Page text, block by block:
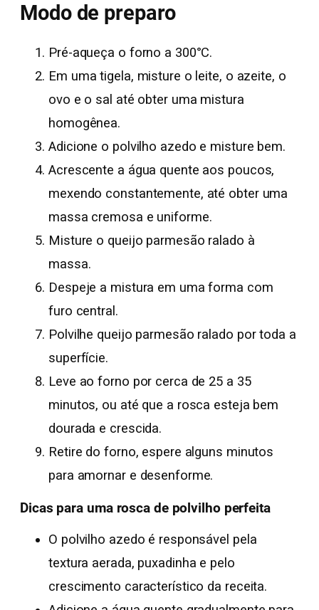
Modo de preparo
Pré-aqueça o forno a 300°C.
Em uma tigela, misture o leite, o azeite, o
ovo e o sal até obter uma mistura
homogênea.
Adicione o polvilho azedo e misture bem.
Acrescente a água quente aos poucos,
mexendo constantemente, até obter uma
massa cremosa e uniforme.
Misture o queijo parmesão ralado à
massa.
Despeje a mistura em uma forma com
furo central.
Polvilhe queijo parmesão ralado por toda a
superfície.
Leve ao forno por cerca de 25 a 35
minutos, ou até que a rosca esteja bem
dourada e crescida.
Retire do forno, espere alguns minutos
para amornar e desenforme.
Dicas para uma rosca de polvilho perfeita
O polvilho azedo é responsável pela
textura aerada, puxadinha e pelo
crescimento característico da receita.